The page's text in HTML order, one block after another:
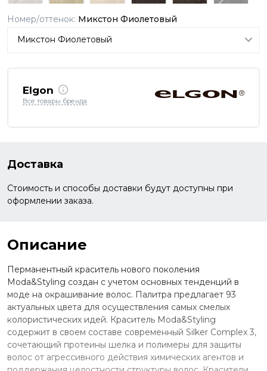
Номер/оттенок: Микстон Фиолетовый
Elgon
Все товары бренда
Доставка
Стоимость и способы доставки будут доступны при
оформлении заказа.
Описание
Перманентный краситель нового поколения
Moda&Styling создан с учетом основных тенденций в
моде на окрашивание волос. Палитра предлагает 93
актуальных цвета для осуществления самых смелых
колористических идей. Краситель Moda&Styling
содержит в своем составе современный Silker Complex 3,
сочетающий протеины шелка и полимеры для защиты
волос от агрессивного действия химических агентов и